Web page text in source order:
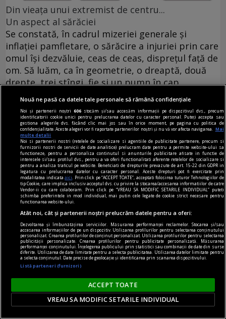
Din vieaţa unui extremist de centru...
Un aspect al sărăciei
Se constată, în cadrul mizeriei generale şi
inflaţiei pamfletare, o sărăcire a injuriei prin care
omul îşi dezvăluie, ceas de ceas, dispreţul faţă de
om. Să luăm, ca în geometrie, o dreaptă, două
drepte, trei stîngi, fie şi un pumn în cap.
Radu COSAŞU
Trecerea prin reviste
De ce n-au oamenii blană?
Naked Truth“, din revista Scientific American,
numărul din februarie. Interogaţia, aparent
jucăuşă, este una dintre preocupările constante
Nouă ne pasă ca datele tale personale să rămână confidențiale
Noi și partenerii noștri606 stocăm și/sau accesăm informații pe dispozitivul dvs., precum
identificatorii cookie unici pentru prelucrarea datelor cu caracter personal. Puteți accepta sau
gestiona alegerile dvs. făcând clic mai jos sau în orice moment, pe pagina cu politica de
confidențialitate. Aceste alegeri vor fi raportate partenerilor noștri și nu vă vor afecta navigarea.
Mai
multe detalii
Noi si partenerii nostri (retelele de socializare si agentiile de publicitate partenere, precum si
furnizorii nostri de servicii de date analitice) prelucram date pentru a permite website-ului sa
functioneze, pentru a personaliza continutul si anunturile publicitare afisate in functie de
interesele si/sau profilul dvs., pentru a va oferi functionalitati aferente retelelor de socializare si
pentru a analiza traficul pe website. Beneficiati de drepturile prevazute de art. 15-22 din GDPR in
legatura cu prelucrarea datelor cu caracter personal. Aceste drepturi pot fi exercitate prin
modalitatea indicataaici
. Prin click pe “ACCEPT TOATE”, acceptati folosirea tuturor Tehnologiilor de
tip Cookie, care implica inclusiv acceptul dvs. cu privire la stocarea/accesarea informatiilor de catre
Vendor-ii cu care colaboram. Prin click pe “VREAU SA MODIFIC SETARILE INDIVIDUAL” puteti
schimba preferintele in mod individual, mai putin cele legate de cookie strict necesare pentru
functionarea website-ului.
Atât noi, cât și partenerii noștri prelucrăm datele pentru a oferi:
Dezvoltarea și îmbunătățirea serviciilor. Măsurarea performanței reclamelor. Stocarea și/sau
accesarea informațiilor de pe un dispozitiv. Utilizarea profilurilor pentru selectarea conținutului
personalizat. Crearea profilurilor de conținut personalizat. Utilizarea profilurilor pentru selectarea
publicității personalizate. Crearea profilurilor pentru publicitate personalizată. Măsurarea
performanței conținutului. Înțelegerea publicului prin statistici sau combinații de date din surse
diferite. Utilizarea de date limitate pentru a selecta publicitatea. Utilizarea datelor limitate pentru
a selecta conținutul. Date precise de geolocație și identificarea prin scanarea dispozitivului.
Listă parteneri (furnizori)
ACCEPT TOATE
VREAU SA MODIFIC SETARILE INDIVIDUAL